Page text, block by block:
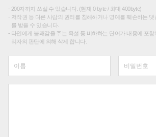
200자까지 쓰실 수 있습니다. (현재 0 byte / 최대 400byte)
저작권 등 다른 사람의 권리를 침해하거나 명예를 훼손하는 댓
를 받을 수 있습니다.
타인에게 불쾌감을 주는 욕설 등 비하하는 단어가 내용에 포
리자의 판단에 의해 삭제 합니다.